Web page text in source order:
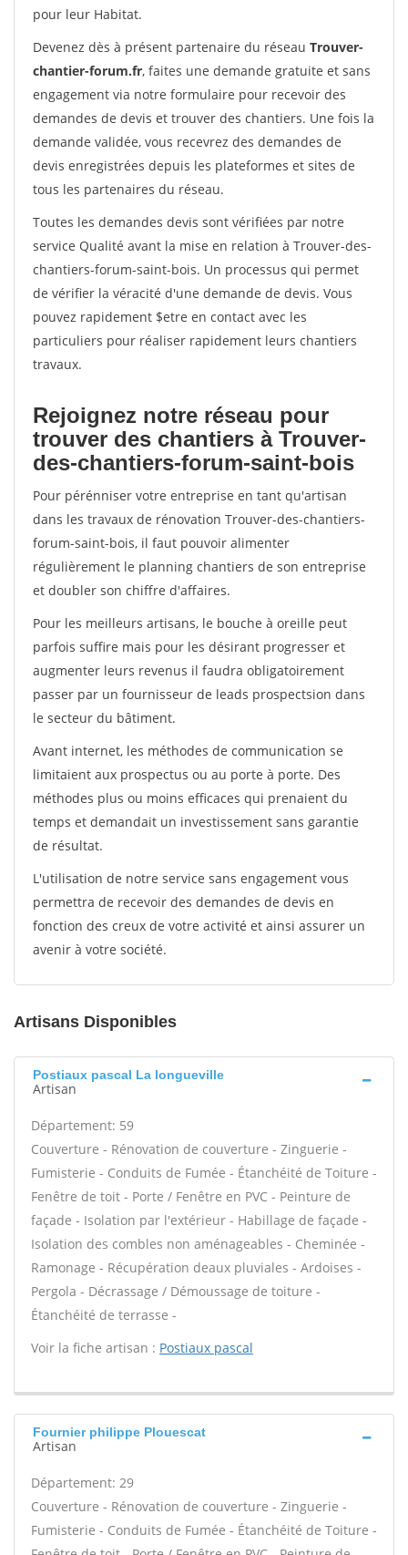
pour leur Habitat.
Devenez dès à présent partenaire du réseau Trouver-
chantier-forum.fr, faites une demande gratuite et sans
engagement via notre formulaire pour recevoir des
demandes de devis et trouver des chantiers. Une fois la
demande validée, vous recevrez des demandes de
devis enregistrées depuis les plateformes et sites de
tous les partenaires du réseau.
Toutes les demandes devis sont vérifiées par notre
service Qualité avant la mise en relation à Trouver-des-
chantiers-forum-saint-bois. Un processus qui permet
de vérifier la véracité d'une demande de devis. Vous
pouvez rapidement $etre en contact avec les
particuliers pour réaliser rapidement leurs chantiers
travaux.
Rejoignez notre réseau pour
trouver des chantiers à Trouver-
des-chantiers-forum-saint-bois
Pour pérénniser votre entreprise en tant qu'artisan
dans les travaux de rénovation Trouver-des-chantiers-
forum-saint-bois, il faut pouvoir alimenter
régulièrement le planning chantiers de son entreprise
et doubler son chiffre d'affaires.
Pour les meilleurs artisans, le bouche à oreille peut
parfois suffire mais pour les désirant progresser et
augmenter leurs revenus il faudra obligatoirement
passer par un fournisseur de leads prospectsion dans
le secteur du bâtiment.
Avant internet, les méthodes de communication se
limitaient aux prospectus ou au porte à porte. Des
méthodes plus ou moins efficaces qui prenaient du
temps et demandait un investissement sans garantie
de résultat.
L'utilisation de notre service sans engagement vous
permettra de recevoir des demandes de devis en
fonction des creux de votre activité et ainsi assurer un
avenir à votre société.
Artisans Disponibles
Postiaux pascal La longueville
Artisan
Département: 59
Couverture - Rénovation de couverture - Zinguerie -
Fumisterie - Conduits de Fumée - Étanchéité de Toiture -
Fenêtre de toit - Porte / Fenêtre en PVC - Peinture de
façade - Isolation par l'extérieur - Habillage de façade -
Isolation des combles non aménageables - Cheminée -
Ramonage - Récupération deaux pluviales - Ardoises -
Pergola - Décrassage / Démoussage de toiture -
Étanchéité de terrasse -
Voir la fiche artisan : Postiaux pascal
Fournier philippe Plouescat
Artisan
Département: 29
Couverture - Rénovation de couverture - Zinguerie -
Fumisterie - Conduits de Fumée - Étanchéité de Toiture -